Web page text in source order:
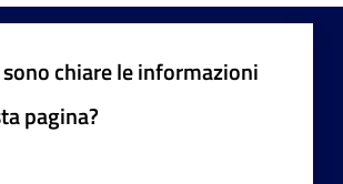
chiare le informazioni
pagina?